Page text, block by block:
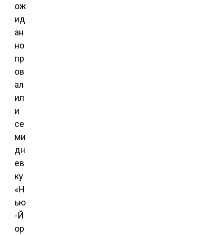
ож
ид
ан
но
пр
ов
ал
ил
и
се
ми
дн
ев
ку
«Н
ью
-Й
ор